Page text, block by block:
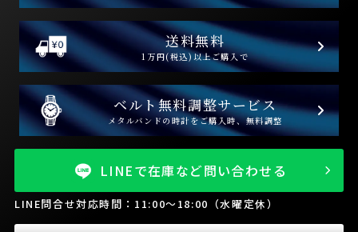
送料無料
1万円(税込)以上ご購入で
ベルト無料調整サービス
メタルバンドの時計をご購入時、無料調整
LINEで在庫など問い合わせる
LINE問合せ対応時間：11:00～18:00（水曜定休）